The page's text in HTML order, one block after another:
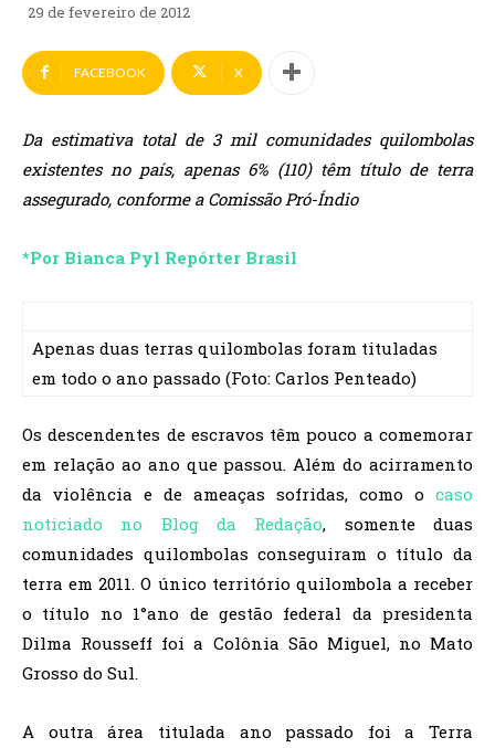
29 de fevereiro de 2012
FACEBOOK X
Da estimativa total de 3 mil comunidades quilombolas
existentes no país, apenas 6% (110) têm título de terra
assegurado, conforme a Comissão Pró-Índio
*Por Bianca Pyl Repórter Brasil
Apenas duas terras quilombolas foram tituladas
em todo o ano passado (Foto: Carlos Penteado)
Os descendentes de escravos têm pouco a comemorar
em relação ao ano que passou. Além do acirramento
da violência e de ameaças sofridas, como o caso
noticiado no Blog da Redação, somente duas
comunidades quilombolas conseguiram o título da
terra em 2011. O único território quilombola a receber
o título no 1°ano de gestão federal da presidenta
Dilma Rousseff foi a Colônia São Miguel, no Mato
Grosso do Sul.
A outra área titulada ano passado foi a Terra